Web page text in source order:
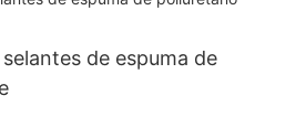
de espuma de